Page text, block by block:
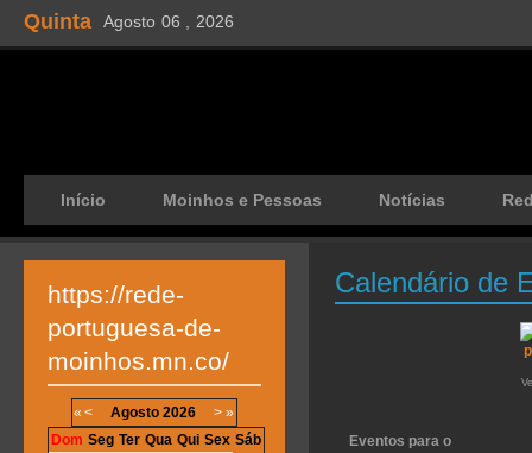
Quinta Agosto 06 , 2026
Início Moinhos e Pessoas Notícias
Calendário de
Eventos para o
https://rede-
portuguesa-de-
moinhos.mn.co/
« < Agosto 2026 > »
Dom Seg Ter Qua Qui Sex Sáb